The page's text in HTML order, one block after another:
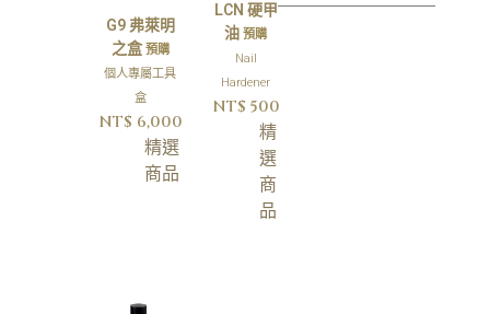
G9 弗萊明
之盒預購
個人專屬工具
盒
NT$ 6,000
精選
商品
LCN 硬甲
油 預購
Nail
Hardener
NT$ 500
精
選
商
品